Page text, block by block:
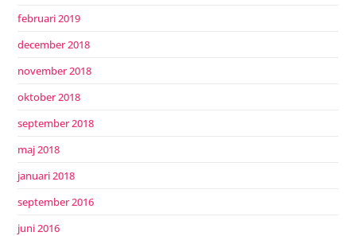
februari 2019
december 2018
november 2018
oktober 2018
september 2018
maj 2018
januari 2018
september 2016
juni 2016